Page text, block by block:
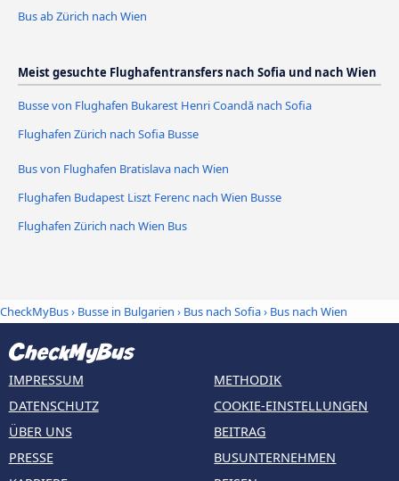
Bus ab Zürich nach Wien
Meist gesuchte Flughafentransfers nach Sofia und nach Wien
Busse von Flughafen Bukarest Henri Coandă nach Sofia
Flughafen Zürich nach Sofia Busse
Bus von Flughafen Bratislava nach Wien
Flughafen Budapest Liszt Ferenc nach Wien Busse
Flughafen Zürich nach Wien Bus
CheckMyBus› Busse in Bulgarien › Bus nach Sofia› Bus nach Wien
IMPRESSUM
DATENSCHUTZ
ÜBER UNS
PRESSE
METHODIK
COOKIE-EINSTELLUNGEN
BEITRAG
BUSUNTERNEHMEN